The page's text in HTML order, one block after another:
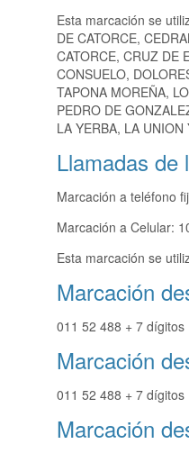
Esta marcación se
DE CATORCE,
CATORCE, CRUZ DE
CONSUELO,
TAPONA MOREÑA,
PEDRO DE
LA YERBA, LA
Llamadas de
Marcación a teléfono
Marcación a Celular:
Esta marcación se
Marcación
011 52 488 + 7
Marcación
011 52 488 + 7
Marcación